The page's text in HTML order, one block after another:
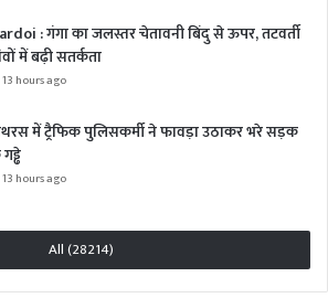
: गंगा का जलस्तर चेतावनी बिंदु से ऊपर, तटवर्ती
में बढ़ी सतर्कता
13 hours ago
में ट्रैफिक पुलिसकर्मी ने फावड़ा उठाकर भरे सड़क
13 hours ago
All (28214)